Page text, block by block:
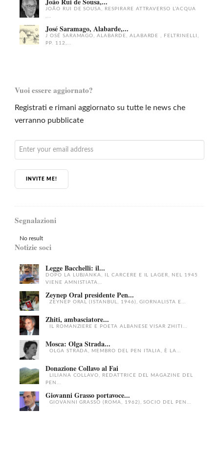
JOÃO RUI DE SOUSA, RESPIRARE ATTRAVERSO L’ACQUA
,...
José Saramago, Alabarde,...
J OSÉ SARAMAGO, ALABARDE, ALABARDE , FELTRINELLI,
PP. 112,...
Vuoi essere aggiornato?
Registrati e rimani aggiornato su tutte le news che
verranno pubblicate
INVITE ME!
Segnalazioni
No result
Notizie soci
Legge Bacchelli: il...
DOPO LA LUBJANKA, IL CARCERE E IL LAGER, NEL 1945
VIENE AMNISTIATA...
Zeynep Oral presidente Pen...
ZEYNEP ORAL (ISTANBUL, 1946), GIORNALISTA E...
Zhiti, ambasciatore...
IL ROMANZIERE E POETA ALBANESE VISAR ZHITI...
Mosca: Olga Strada...
OLGA STRADA, MEMBRO DEL PEN ITALIA, È LA...
Donazione Collavo al Fai
LILIANA COLLAVO, REDATTRICE DEL MAGAZINE DEL
PEN...
Giovanni Grasso portavoce...
GIOVANNI GRASSO (ROMA, 1962), SOCIO DEL PEN...